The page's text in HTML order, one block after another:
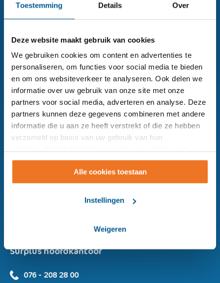
Toestemming Details Over
Deze website maakt gebruik van cookies
We gebruiken cookies om content en advertenties te
personaliseren, om functies voor social media te bieden
en om ons websiteverkeer te analyseren. Ook delen we
informatie over uw gebruik van onze site met onze
partners voor social media, adverteren en analyse. Deze
partners kunnen deze gegevens combineren met andere
informatie die u aan ze heeft verstrekt of die ze hebben
verzameld op basis van uw gebruik van hun
wijzigen.
Alle cookies toestaan
Instellingen
Weigeren
Hoe mogen wij u van dienst zijn?
Bel de klantenservice:
076 - 208 22 00
Mail ons:
klantenservice@surplus.nl
Ik wil
teruggebeld worden
Chat
Surplus hoofdkantoor
076 - 208 28 00